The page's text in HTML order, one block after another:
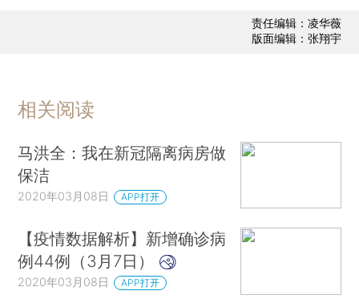
责任编辑：凌华薇
版面编辑：张翔宇
相关阅读
马洪全：我在新冠隔离病房做
保洁
2020年03月08日 APP打开
【疫情数据解析】新增确诊病
例44例（3月7日）
2020年03月08日 APP打开